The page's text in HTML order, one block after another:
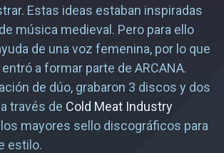
Estas ideas estaban inspiradas
música medieval. Pero para ello
de una voz femenina, por lo que
a formar parte de ARCANA.
de dúo, grabaron 3 discos y dos
través de Cold Meat Industry
los mayores sello discográficos para
estilo.